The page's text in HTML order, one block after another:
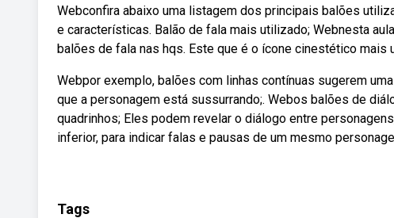
Webconfira abaixo uma listagem dos principais balões
e características. Balão de fala mais utilizado; Webnesta
balões de fala nas hqs. Este que é o ícone cinestético mais
Webpor exemplo, balões com linhas contínuas sugerem
que a personagem está sussurrando;. Webos balões de
quadrinhos; Eles podem revelar o diálogo entre
inferior, para indicar falas e pausas de um mesmo
Tags